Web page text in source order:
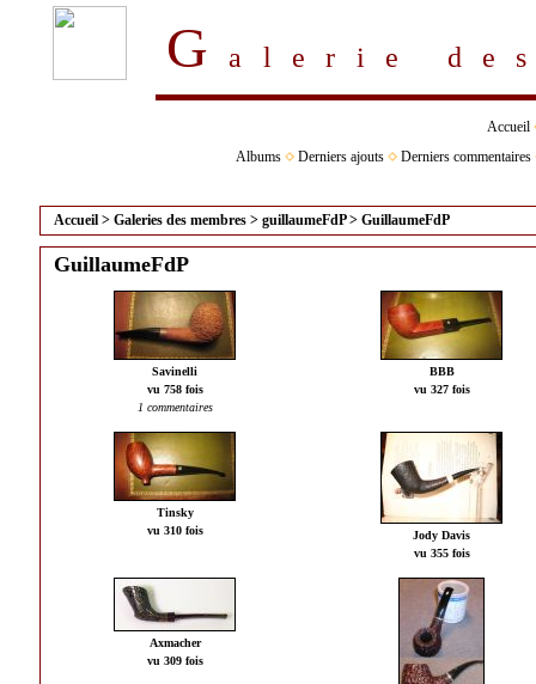
Galerie
Accueil
Albums
Derniers ajouts Derniers commentaires
Accueil > Galeries des membres > guillaumeFdP> GuillaumeFdP
GuillaumeFdP
Savinelli
vu 758 fois
1 commentaires
BBB
vu 327 fois
Tinsky
vu 310 fois
Jody Davis
vu 355 fois
Axmacher
vu 309 fois